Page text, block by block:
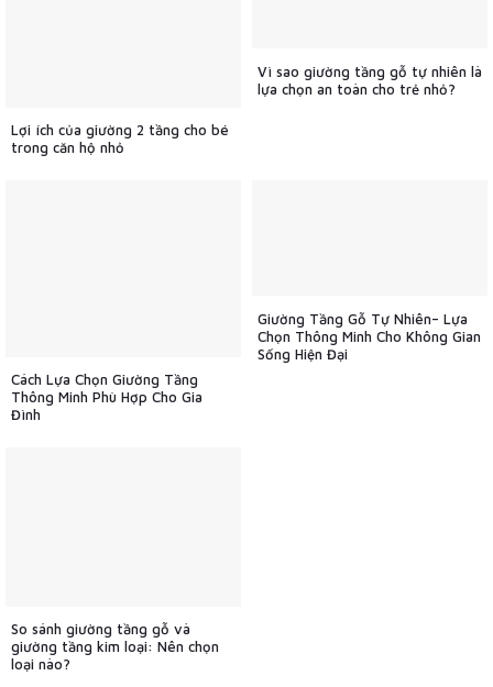
Lợi ích của giường 2 tầng cho bé
trong căn hộ nhỏ
Vì sao giường tầng gỗ tự nhiên là
lựa chọn an toàn cho trẻ nhỏ?
Cách Lựa Chọn Giường Tầng
Thông Minh Phù Hợp Cho Gia
Đình
Giường Tầng Gỗ Tự Nhiên– Lựa
Chọn Thông Minh Cho Không Gian
Sống Hiện Đại
So sánh giường tầng gỗ và
giường tầng kim loại: Nên chọn
loại nào?